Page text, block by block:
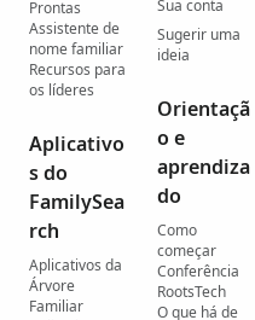
Prontas
Assistente de
nome familiar
Recursos para
os líderes
Aplicativo
s do
FamilySea
rch
Aplicativos da
Árvore
Familiar
Sua conta
Sugerir uma
ideia
Orientaçã
o e
aprendiza
do
Como
começar
Conferência
RootsTech
O que há de